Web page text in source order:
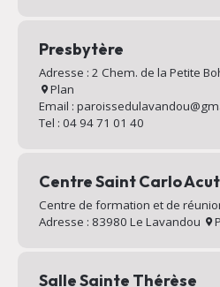
Presbytère
Adresse : 2 Chem. de la Petite
Plan
Email :
Tel : 04 94 71 01 40
Centre Saint Carlo
Centre de formation et de
Adresse : 83980 Le Lavandou
Salle Sainte Thérèse